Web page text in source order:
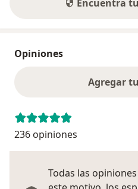
Encuentra
Opiniones
Agregar
236 opiniones
Todas las